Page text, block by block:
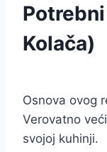
Kolača)
Osnova ovog
Verovatno
svojoj kuhinji.